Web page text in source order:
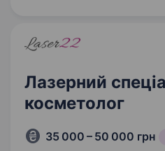
Лазерний
косметолог
35 000 – 50 000 грн